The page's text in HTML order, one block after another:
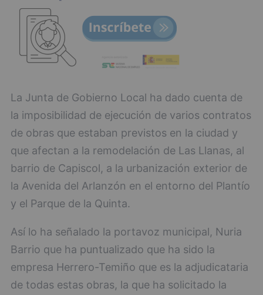
La Junta de Gobierno Local ha dado cuenta de
la imposibilidad de ejecución de varios contratos
de obras que estaban previstos en la ciudad y
que afectan a la remodelación de Las Llanas, al
barrio de Capiscol, a la urbanización exterior de
la Avenida del Arlanzón en el entorno del Plantío
y el Parque de la Quinta.
Así lo ha señalado la portavoz municipal, Nuria
Barrio que ha puntualizado que ha sido la
empresa Herrero-Temiño que es la adjudicataria
de todas estas obras, la que ha solicitado la